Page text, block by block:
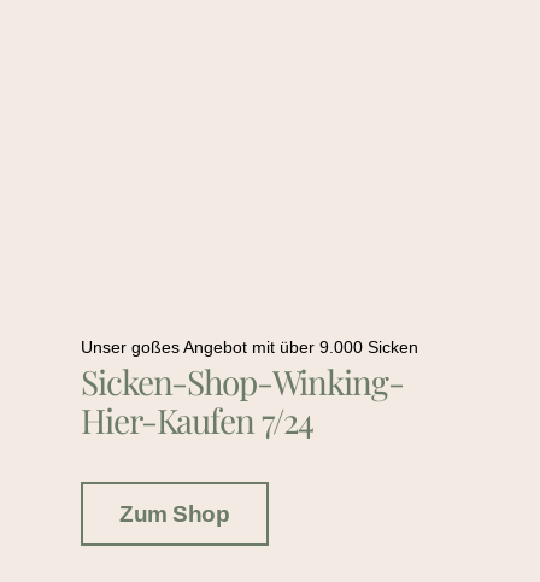
Unser goßes Angebot mit über 9.000 Sicken
Sicken-Shop-Winking-
Hier-Kaufen 7/24
Zum Shop